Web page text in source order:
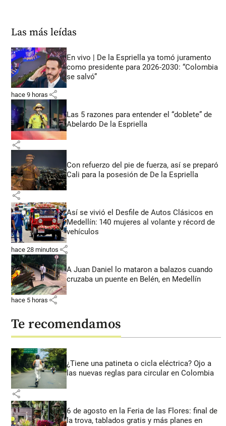
Las más leídas
En vivo | De la Espriella ya tomó juramento
como presidente para 2026-2030: “Colombia
se salvó”
hace 9 horas share
Las 5 razones para entender el “doblete” de
Abelardo De la Espriella
share
Con refuerzo del pie de fuerza, así se preparó
Cali para la posesión de De la Espriella
share
Así se vivió el Desfile de Autos Clásicos en
Medellín: 140 mujeres al volante y récord de
vehículos
hace 28 minutos share
A Juan Daniel lo mataron a balazos cuando
cruzaba un puente en Belén, en Medellín
hace 5 horas share
Te recomendamos
¿Tiene una patineta o cicla eléctrica? Ojo a
las nuevas reglas para circular en Colombia
share
6 de agosto en la Feria de las Flores: final de
la trova, tablados gratis y más planes en